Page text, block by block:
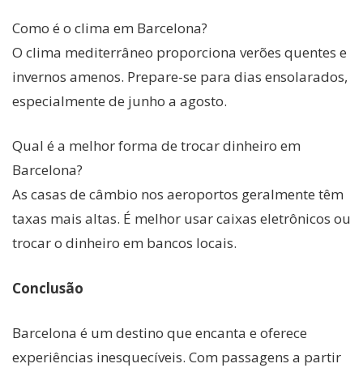
Como é o clima em Barcelona?
O clima mediterrâneo proporciona verões quentes e
invernos amenos. Prepare-se para dias ensolarados,
especialmente de junho a agosto.
Qual é a melhor forma de trocar dinheiro em
Barcelona?
As casas de câmbio nos aeroportos geralmente têm
taxas mais altas. É melhor usar caixas eletrônicos ou
trocar o dinheiro em bancos locais.
Conclusão
Barcelona é um destino que encanta e oferece
experiências inesquecíveis. Com passagens a partir